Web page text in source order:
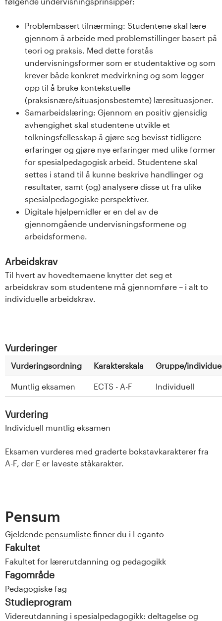
Problembasert tilnærming: Studentene skal lære
gjennom å arbeide med problemstillinger basert på
teori og praksis. Med dette forstås
undervisningsformer som er studentaktive og som
krever både konkret medvirkning og som legger
opp til å bruke kontekstuelle
(praksisnære/situasjonsbestemte) læresituasjoner.
Samarbeidslæring: Gjennom en positiv gjensidig
avhengighet skal studentene utvikle et
tolkningsfellesskap å gjøre seg bevisst tidligere
erfaringer og gjøre nye erfaringer med ulike former
for spesialpedagogisk arbeid. Studentene skal
settes i stand til å kunne beskrive handlinger og
resultater, samt (og) analysere disse ut fra ulike
spesialpedagogiske perspektiver.
Digitale hjelpemidler er en del av de
gjennomgående undervisningsformene og
arbeidsformene.
Arbeidskrav
Til hvert av hovedtemaene knytter det seg et
arbeidskrav som studentene må gjennomføre – i alt to
individuelle arbeidskrav.
Vurderinger
Vurderingsordning Karakterskala Gruppe/
Muntlig eksamen ECTS - A-F Individuell
Vurdering
Individuell muntlig eksamen
Eksamen vurderes med graderte bokstavkarakterer fra
A-F, der E er laveste ståkarakter.
Pensum
Gjeldende pensumliste finner du i Leganto
Fakultet
Fakultet for lærerutdanning og pedagogikk
Fagområde
Pedagogiske fag
Studieprogram
Videreutdanning i spesialpedagogikk: deltagelse og